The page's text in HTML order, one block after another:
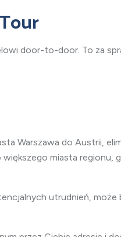
door-to-door. To za
Warszawa do Austrii,
miasta regionu,
utrudnień, może